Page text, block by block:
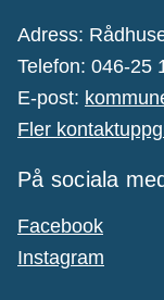
Adress:
Telefon: 046-25
E-post:
Fler
På sociala
Facebook
Instagram